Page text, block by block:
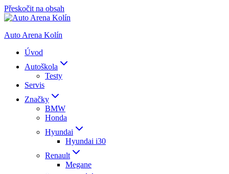
Přeskočit na obsah
Auto Arena Kolín
Úvod
Autoškola
Testy
Servis
Značky
BMW
Honda
Hyundai
Hyundai i30
Renault
Megane